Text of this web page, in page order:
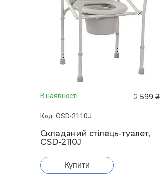
В наявності 2 599 ₴
OSD-2110J
Складаний стілець-туалет,
OSD-2110J
Купити